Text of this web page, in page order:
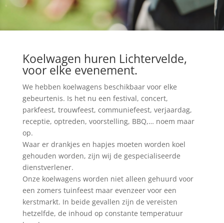
Koelwagen huren Lichtervelde,
voor elke evenement.
We hebben koelwagens beschikbaar voor elke
gebeurtenis. Is het nu een festival, concert,
parkfeest, trouwfeest, communiefeest, verjaardag,
receptie, optreden, voorstelling, BBQ,… noem maar
op.
Waar er drankjes en hapjes moeten worden koel
gehouden worden, zijn wij de gespecialiseerde
dienstverlener.
Onze koelwagens worden niet alleen gehuurd voor
een zomers tuinfeest maar evenzeer voor een
kerstmarkt. In beide gevallen zijn de vereisten
hetzelfde, de inhoud op constante temperatuur